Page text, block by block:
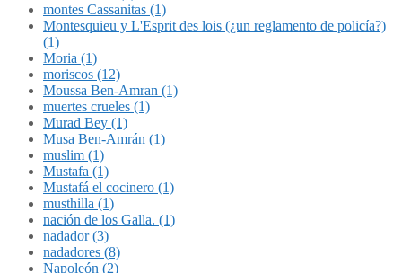
montes Cassanitas (1)
Montesquieu y L'Esprit des lois (¿un reglamento de policía?)
(1)
Moria (1)
moriscos (12)
Moussa Ben-Amran (1)
muertes crueles (1)
Murad Bey (1)
Musa Ben-Amrán (1)
muslim (1)
Mustafa (1)
Mustafá el cocinero (1)
musthilla (1)
nación de los Galla. (1)
nadador (3)
nadadores (8)
Napoleón (2)